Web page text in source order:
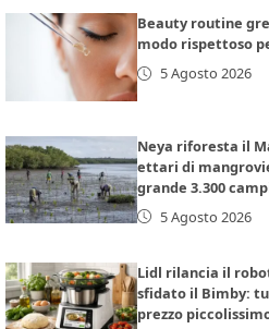
Beauty routine
modo rispettoso
5 Agosto 2026
Neya riforesta il
ettari di
grande 3.300
5 Agosto 2026
Lidl rilancia il
sfidato il Bimby:
prezzo